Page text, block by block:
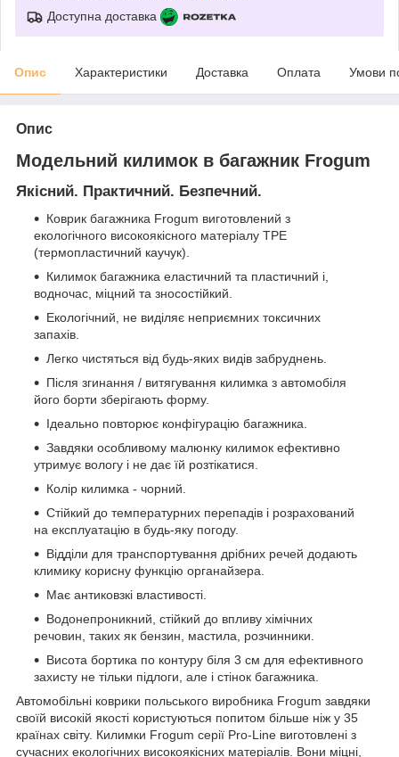
Доступна доставка
Опис Характеристики Доставка Оплата Умови
Опис
Модельний килимок в багажник Frogum
Якісний. Практичний. Безпечний.
Коврик багажника Frogum виготовлений з
екологічного високоякісного матеріалу TPE
(термопластичний каучук).
Килимок багажника еластичний та пластичний і,
водночас, міцний та зносостійкий.
Екологічний, не виділяє неприємних токсичних
запахів.
Легко чистяться від будь-яких видів забруднень.
Після згинання / витягування килимка з автомобіля
його борти зберігають форму.
Ідеально повторює конфігурацію багажника.
Завдяки особливому малюнку килимок ефективно
утримує вологу і не дає їй розтікатися.
Колір килимка - чорний.
Стійкий до температурних перепадів і розрахований
на експлуатацію в будь-яку погоду.
Відділи для транспортування дрібних речей додають
климику корисну функцію органайзера.
Має антиковзкі властивості.
Водонепроникний, стійкий до впливу хімічних
речовин, таких як бензин, мастила, розчинники.
Висота бортика по контуру біля 3 см для ефективного
захисту не тільки підлоги, але і стінок багажника.
Автомобільні коврики польського виробника Frogum завдяки
своїй високій якості користуються попитом більше ніж у 35
країнах світу. Килимки Frogum серії Pro-Line виготовлені з
сучасних екологічних високоякісних матеріалів. Вони міцні,